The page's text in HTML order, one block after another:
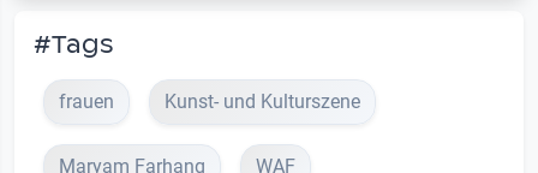
#Tags
frauen Kunst- und Kulturszene
Maryam Farhang WAF